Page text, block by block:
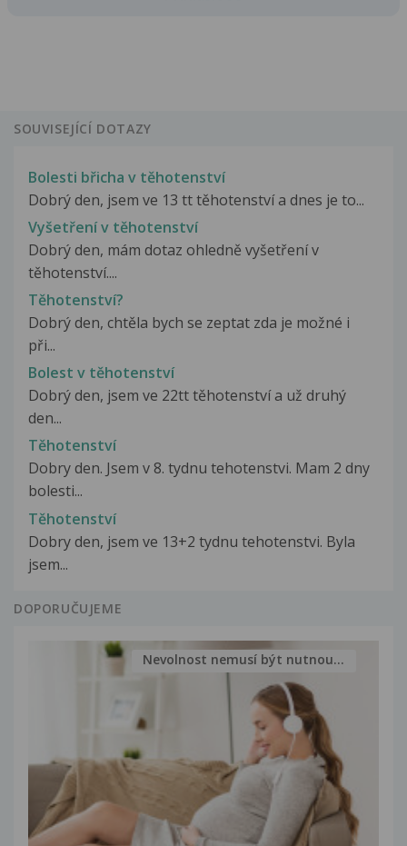
SOUVISEJÍCÍ DOTAZY
Bolesti břicha v těhotenství
Dobrý den, jsem ve 13 tt těhotenství a dnes je to...
Vyšetření v těhotenství
Dobrý den, mám dotaz ohledně vyšetření v
těhotenství....
Těhotenství?
Dobrý den, chtěla bych se zeptat zda je možné i
při...
Bolest v těhotenství
Dobrý den, jsem ve 22tt těhotenství a už druhý
den...
Těhotenství
Dobry den. Jsem v 8. tydnu tehotenstvi. Mam 2 dny
bolesti...
Těhotenství
Dobry den, jsem ve 13+2 tydnu tehotenstvi. Byla
jsem...
DOPORUČUJEME
Nevolnost nemusí být nutnou...